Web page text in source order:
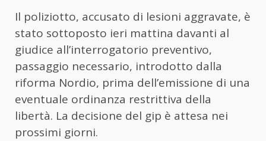
Il poliziotto, accusato di lesioni aggravate, è
stato sottoposto ieri mattina davanti al
giudice all’interrogatorio preventivo,
passaggio necessario, introdotto dalla
riforma Nordio, prima dell’emissione di una
eventuale ordinanza restrittiva della
libertà. La decisione del gip è attesa nei
prossimi giorni.